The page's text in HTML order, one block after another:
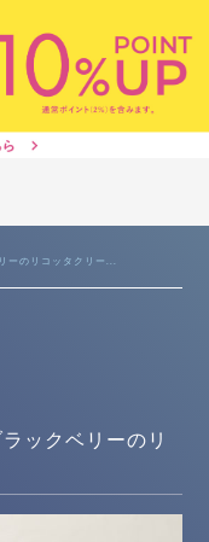
ーのリコッタクリー...
ックベリーのリ